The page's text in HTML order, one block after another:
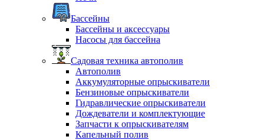
Бассейны
Бассейны и аксессуары
Насосы для бассейна
Садовая техника автополив
Автополив
Аккумуляторные опрыскиватели
Бензиновые опрыскиватели
Гидравлические опрыскиватели
Дождеватели и комплектующие
Запчасти к опрыскивателям
Капельный полив